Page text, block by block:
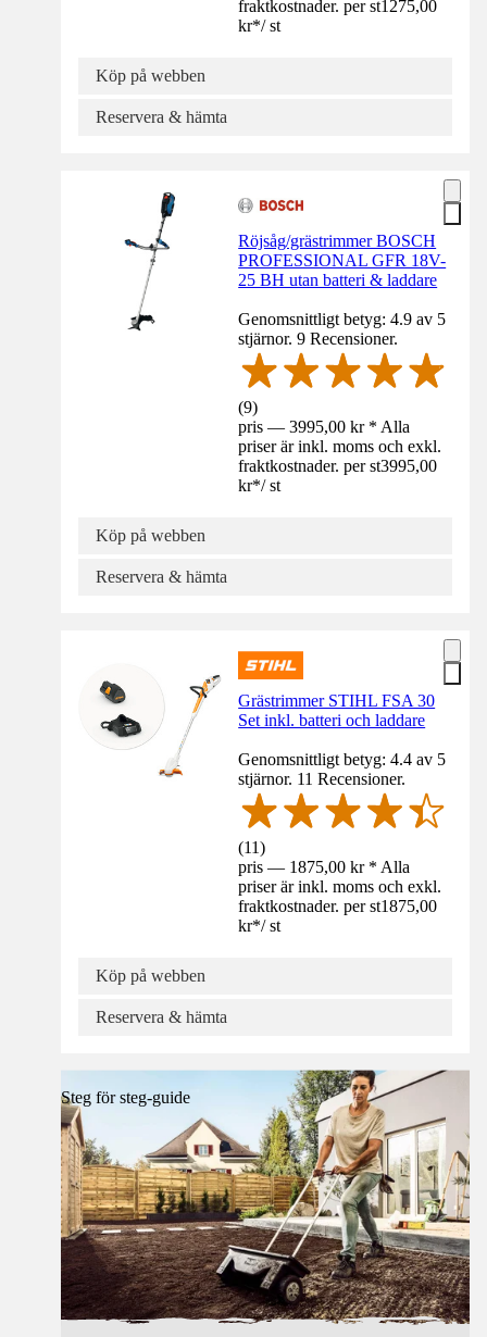
fraktkostnader. per st1275,00
kr*/ st
Köp på webben
Reservera & hämta
Röjsåg/grästrimmer BOSCH
PROFESSIONAL GFR 18V-
25 BH utan batteri & laddare
Genomsnittligt betyg: 4.9 av 5
stjärnor. 9 Recensioner.
(9)
pris — 3995,00 kr * Alla
priser är inkl. moms och exkl.
fraktkostnader. per st3995,00
kr*/ st
Köp på webben
Reservera & hämta
Grästrimmer STIHL FSA 30
Set inkl. batteri och laddare
Genomsnittligt betyg: 4.4 av 5
stjärnor. 11 Recensioner.
(11)
pris — 1875,00 kr * Alla
priser är inkl. moms och exkl.
fraktkostnader. per st1875,00
kr*/ st
Köp på webben
Reservera & hämta
Steg för steg-guide